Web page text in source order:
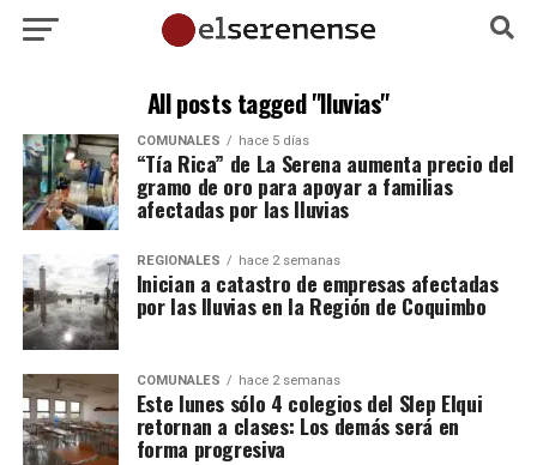
All posts tagged "lluvias"
COMUNALES hace 5 días
“Tía Rica” de La Serena aumenta precio del
gramo de oro para apoyar a familias
afectadas por las lluvias
REGIONALES hace 2 semanas
Inician a catastro de empresas afectadas
por las lluvias en la Región de Coquimbo
COMUNALES hace 2 semanas
Este lunes sólo 4 colegios del Slep Elqui
retornan a clases: Los demás será en
forma progresiva